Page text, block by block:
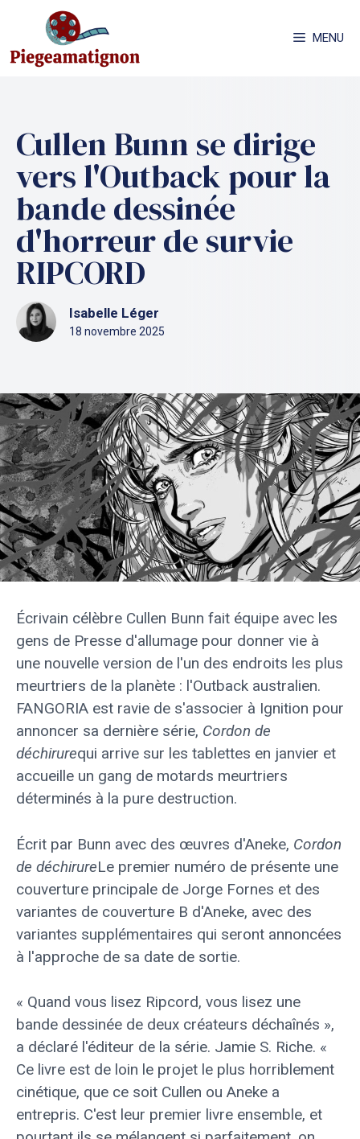
contenu
MENU
Cullen Bunn se dirige
vers l'Outback pour la
bande dessinée
d'horreur de survie
RIPCORD
Isabelle Léger
18 novembre 2025
Écrivain célèbre Cullen Bunn fait équipe avec les
gens de Presse d'allumage pour donner vie à
une nouvelle version de l'un des endroits les plus
meurtriers de la planète : l'Outback australien.
FANGORIA est ravie de s'associer à Ignition pour
annoncer sa dernière série, Cordon de
déchirurequi arrive sur les tablettes en janvier et
accueille un gang de motards meurtriers
déterminés à la pure destruction.
Écrit par Bunn avec des œuvres d'Aneke, Cordon
de déchirureLe premier numéro de présente une
couverture principale de Jorge Fornes et des
variantes de couverture B d'Aneke, avec des
variantes supplémentaires qui seront annoncées
à l'approche de sa date de sortie.
« Quand vous lisez Ripcord, vous lisez une
bande dessinée de deux créateurs déchaînés »,
a déclaré l'éditeur de la série. Jamie S. Riche. «
Ce livre est de loin le projet le plus horriblement
cinétique, que ce soit Cullen ou Aneke a
entrepris. C'est leur premier livre ensemble, et